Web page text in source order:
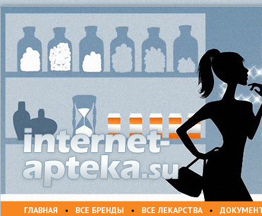
ГЛАВНАЯ • ВСЕ БРЕНДЫ • ВСЕ ЛЕКАРСТВА•